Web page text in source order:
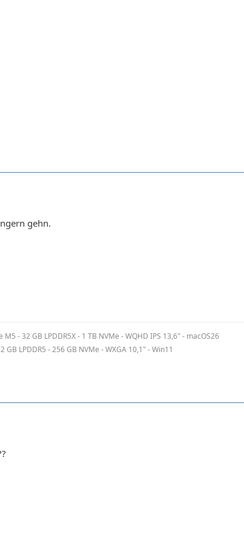
gehn.
- 32 GB LPDDR5X - 1 TB NVMe - WQHD IPS 13,6" - macOS26
LPDDR5 - 256 GB NVMe - WXGA 10,1" - Win11